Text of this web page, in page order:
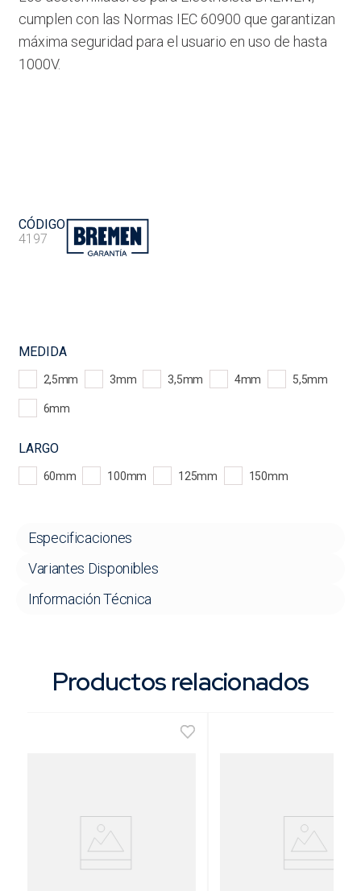
cumplen con las Normas IEC 60900 que garantizan
máxima seguridad para el usuario en uso de hasta
1000V.
CÓDIGO
4197
MEDIDA
2,5mm 3mm 3,5mm 4mm 5,5mm
6mm
LARGO
60mm 100mm 125mm 150mm
Especificaciones
Variantes Disponibles
Información Técnica
Productos relacionados